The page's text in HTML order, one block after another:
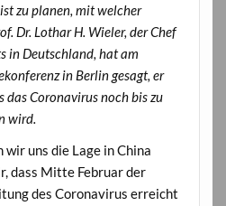
zu planen, mit welcher
Dr. Lothar H. Wieler, der Chef
in Deutschland, hat am
in Berlin gesagt, er
das Coronavirus noch bis zu
wird.
wir uns die Lage in China
dass Mitte Februar der
des Coronavirus erreicht